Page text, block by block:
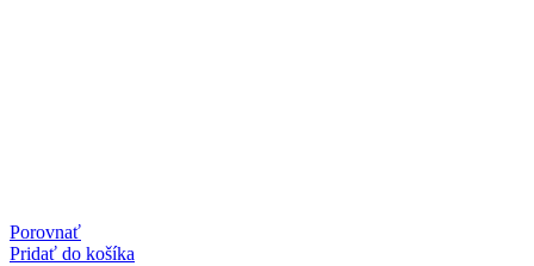
Porovnať
Pridať do košíka